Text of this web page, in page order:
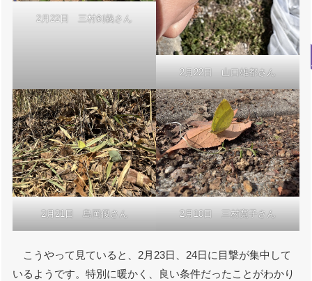
2月22日 三村剣義さん
2月22日 山口雄都さん
2月21日 島岡優さん 2月10日 三村寛子さん
こうやって見ていると、2月23日、24日に目撃が集中して
いるようです。特別に暖かく、良い条件だったことがわかり